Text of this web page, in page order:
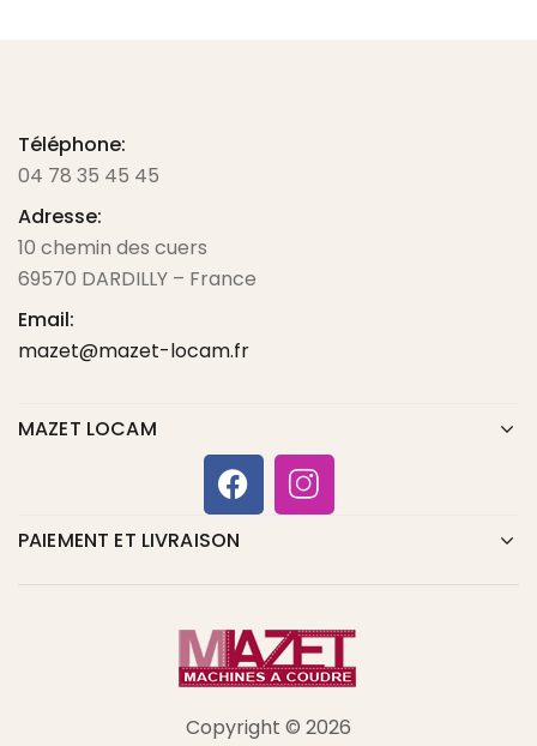
Téléphone:
04 78 35 45 45
Adresse:
10 chemin des cuers
69570 DARDILLY – France
Email:
mazet@mazet-locam.fr
MAZET LOCAM
PAIEMENT ET LIVRAISON
Copyright © 2026